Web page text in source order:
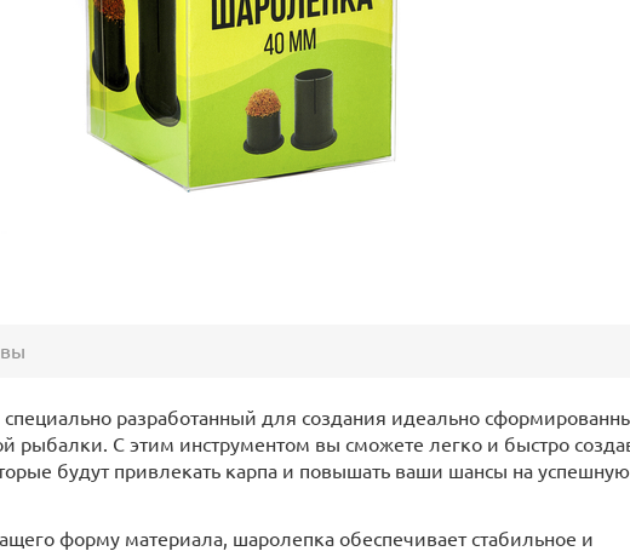
разработанный для создания идеально
рыбалки. С этим инструментом вы сможете легко и быстро
будут привлекать карпа и повышать ваши шансы на успешную
форму материала, шаролепка обеспечивает стабильное и